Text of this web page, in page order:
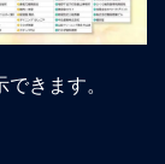
きます。